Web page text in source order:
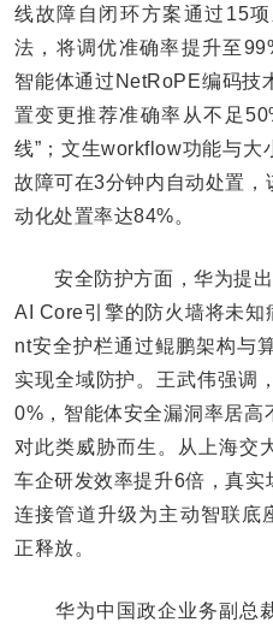
线故障自闭环方案通过15
法，将调优准确率提升至
智能体通过NetRoPE编码技
置变更推荐准确率从不足
线”；文生workflow功能与大
故障可在3分钟内自动处置，
动化处置率达84%。
安全防护方面，华为提出
AI Core引擎的防火墙将未
nt安全护栏通过鲲鹏架构与
实现全域防护。王武伟强调
0%，智能体安全漏洞率居高
对此类威胁而生。从上海交
车企研发效率提升6倍，真实
连接管道升级为主动智联底
正释放。
华为中国政企业务副总裁